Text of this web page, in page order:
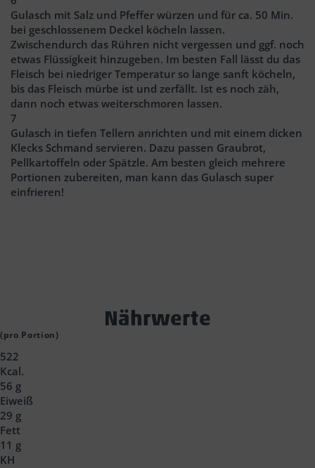
Gulasch mit Salz und Pfeffer würzen und für ca. 50 Min.
bei geschlossenem Deckel köcheln lassen.
Zwischendurch das Rühren nicht vergessen und ggf. noch
etwas Flüssigkeit hinzugeben. Im besten Fall lässt du das
Fleisch bei niedriger Temperatur so lange sanft köcheln,
bis das Fleisch mürbe ist und zerfällt. Ist es noch zäh,
dann noch etwas weiterschmoren lassen.
7
Gulasch in tiefen Tellern anrichten und mit einem dicken
Klecks Schmand servieren. Dazu passen Graubrot,
Pellkartoffeln oder Spätzle. Am besten gleich mehrere
Portionen zubereiten, man kann das Gulasch super
einfrieren!
Block
Headline
Nährwerte
(pro Portion)
522
Kcal.
56 g
Eiweiß
29 g
Fett
11 g
KH